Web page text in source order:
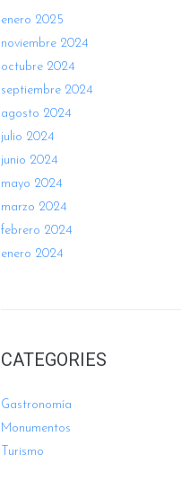
enero 2025
noviembre 2024
octubre 2024
septiembre 2024
agosto 2024
julio 2024
junio 2024
mayo 2024
marzo 2024
febrero 2024
enero 2024
CATEGORIES
Gastronomía
Monumentos
Turismo